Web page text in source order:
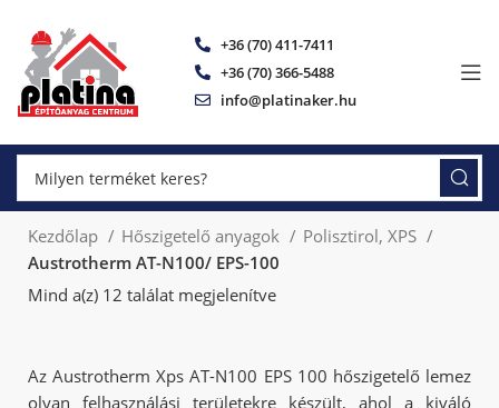
+36 (70) 411-7411
+36 (70) 366-5488
info@platinaker.hu
Kezdőlap Hőszigetelő anyagok
Polisztirol, XPS
Austrotherm AT-N100/ EPS-100
Mind a(z) 12 találat megjelenítve
Az Austrotherm Xps AT-N100 EPS 100 hőszigetelő lemez
olyan felhasználási területekre készült, ahol a kiváló